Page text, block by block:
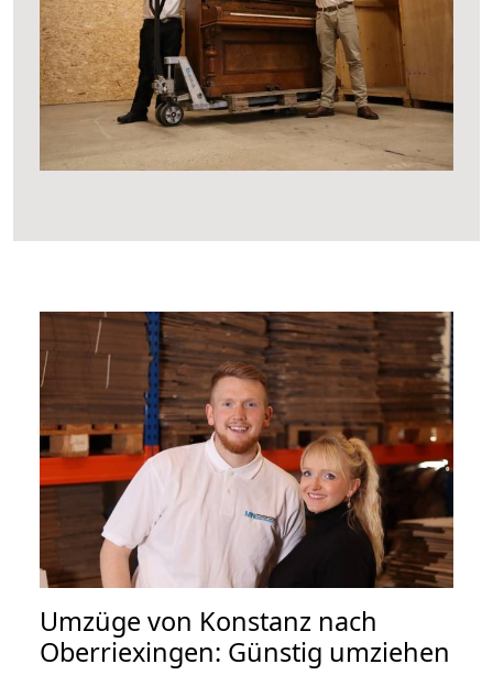
Umzüge von Konstanz nach
Oberriexingen: Günstig umziehen